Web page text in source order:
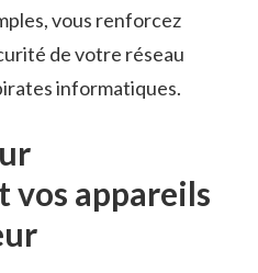
vous ⁤renforcez
de votre réseau
‌informatiques.
vos appareils